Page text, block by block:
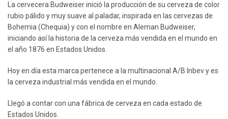
La cervecera Budweiser inició la producción de su cerveza de color
rubio pálido y muy suave al paladar, inspirada en las cervezas de
Bohemia (Chequia) y con el nombre en Aleman Budweiser,
iniciando así la historia de la cerveza más vendida en el mundo en
el año 1876 en Estados Unidos.
Hoy en día esta marca pertenece a la multinacional A/B Inbev y es
la cerveza industrial más vendida en el mundo.
Llegó a contar con una fábrica de cerveza en cada estado de
Estados Unidos.